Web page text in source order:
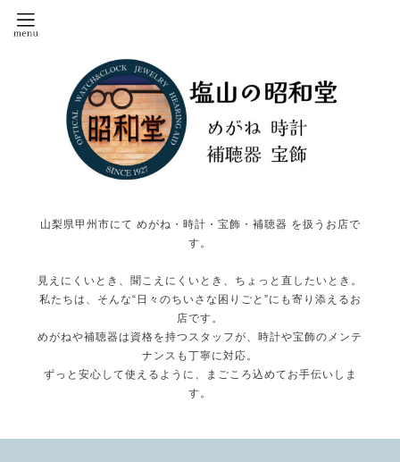
山梨県甲州市にて めがね・時計・宝飾・補聴器 を扱うお店で
す。
見えにくいとき、聞こえにくいとき、ちょっと直したいとき。
私たちは、そんな“日々のちいさな困りごと”にも寄り添えるお
店です。
めがねや補聴器は資格を持つスタッフが、時計や宝飾のメンテ
ナンスも丁寧に対応。
ずっと安心して使えるように、まごころ込めてお手伝いしま
す。